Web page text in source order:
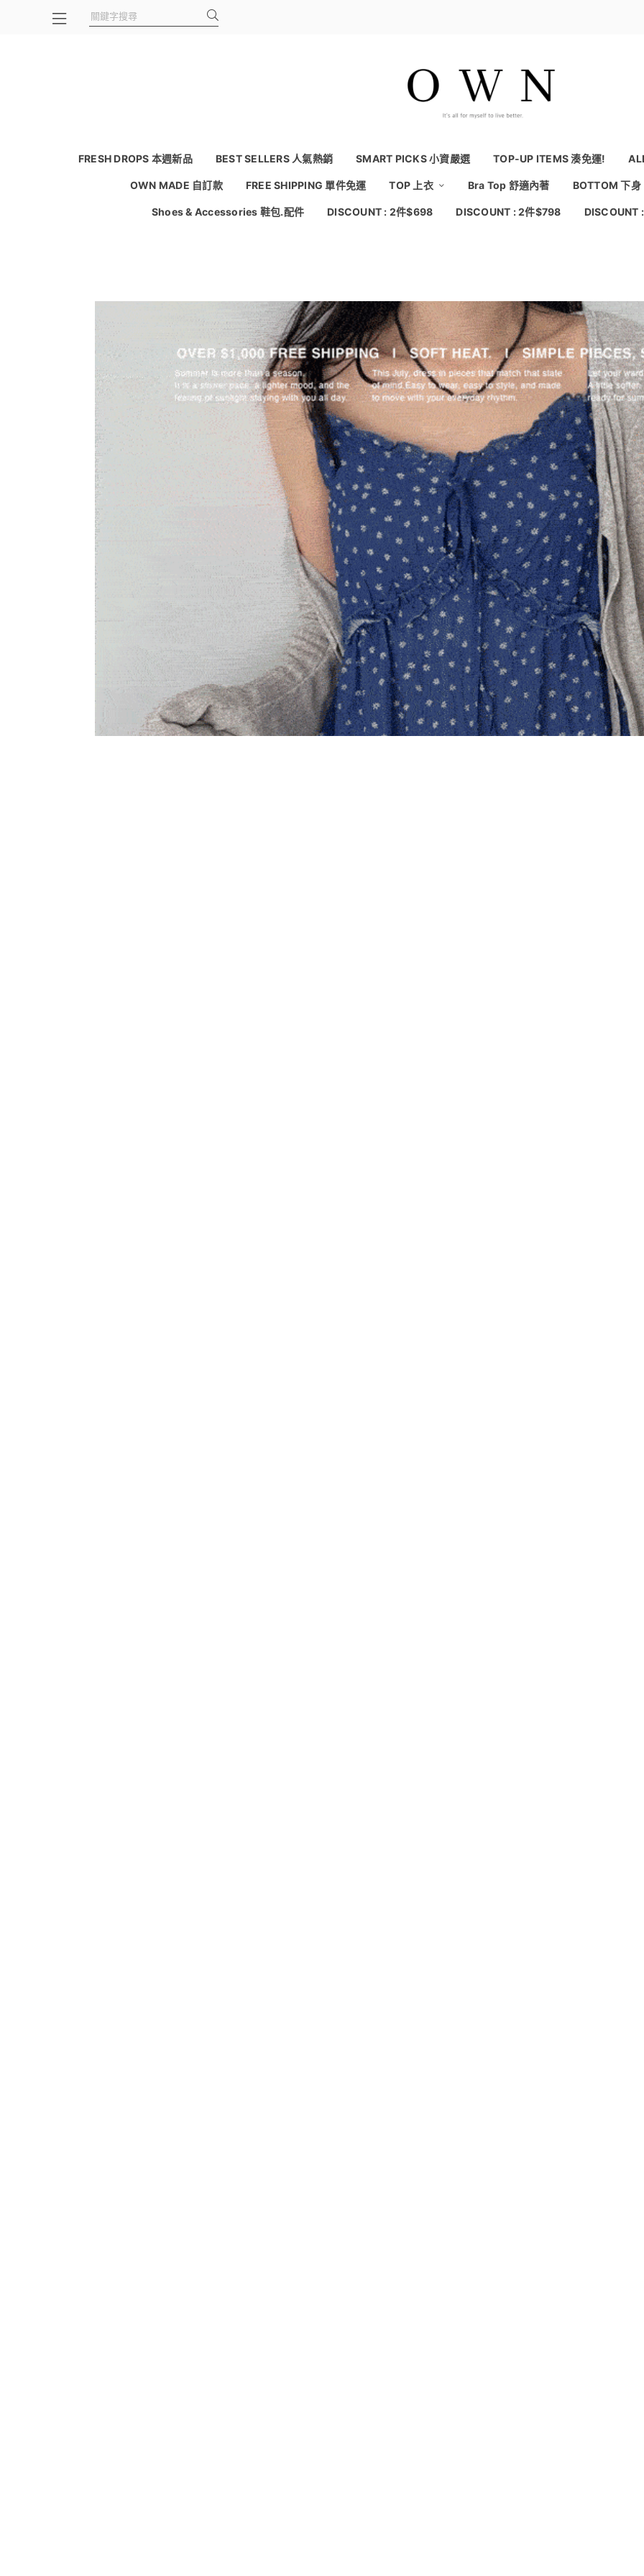
FRESH DROPS 本週新品 BEST SELLERS 人氣熱銷 SMART PICKS 小資嚴選 TOP-UP ITEMS 湊免運!
OWN MADE 自訂款 FREE SHIPPING 單件免運 TOP 上衣 Bra Top 舒適內著 BOTTOM 下身
Shoes & Accessories 鞋包.配件 DISCOUNT : 2件$698 DISCOUNT : 2件$798 DISCOUNT